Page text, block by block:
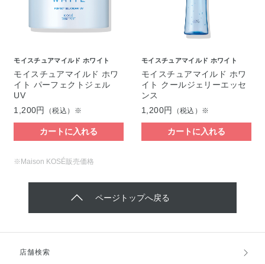
モイスチュアマイルド ホワイト
モイスチュアマイルド ホワ
イト パーフェクトジェル
UV
1,200円
（税込）※
カートに入れる
モイスチュアマイルド ホワイト
モイスチュアマイルド ホワ
イト クールジェリーエッセ
ンス
1,200円
（税込）※
カートに入れる
※Maison KOSÉ販売価格
ページトップへ戻る
店舗検索